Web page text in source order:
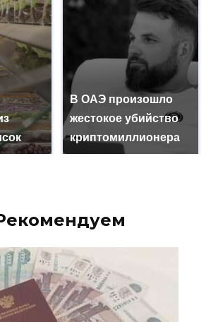
В ОАЭ произошло
жестокое убийство
криптомиллионера